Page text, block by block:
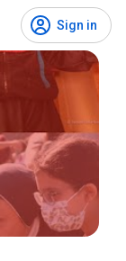
Sign in